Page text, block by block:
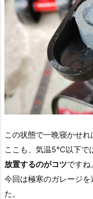
この状態で一晩寝かせれ
ここも、気温5℃以下で
放置するのがコツですね。
今回は極寒のガレージ
た。